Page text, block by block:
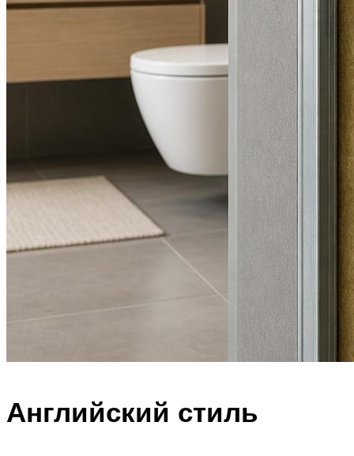
Английский стиль